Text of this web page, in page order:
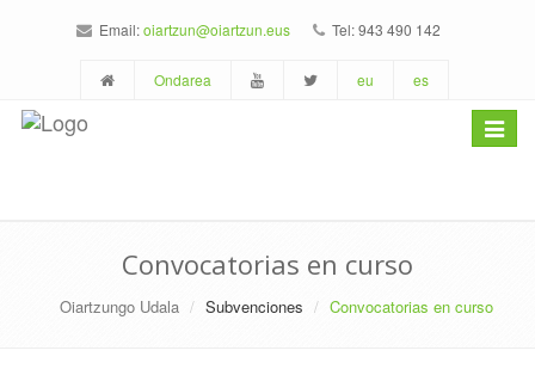
Email:oiartzun@oiartzun.eus Tel: 943 490 142
Ondarea eu es
Toggle
Convocatorias en curso
Oiartzungo Udala Subvenciones Convocatorias en curso